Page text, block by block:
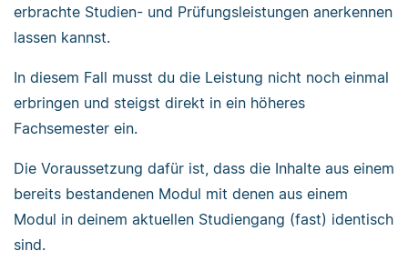
erbrachte Studien- und Prüfungsleistungen anerkennen
lassen kannst.
In diesem Fall musst du die Leistung nicht noch einmal
erbringen und steigst direkt in ein höheres
Fachsemester ein.
Die Voraussetzung dafür ist, dass die Inhalte aus einem
bereits bestandenen Modul mit denen aus einem
Modul in deinem aktuellen Studiengang (fast) identisch
sind.